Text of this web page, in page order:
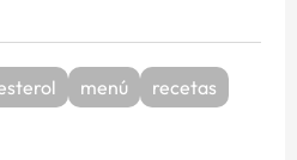
menú
recetas